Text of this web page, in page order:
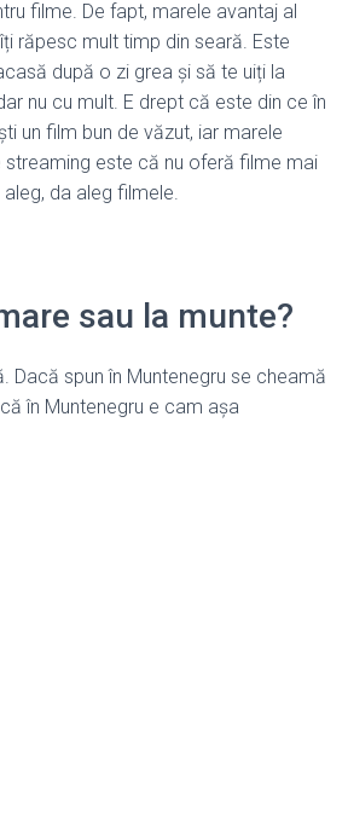
filme. De fapt, marele avantaj al
răpesc mult timp din seară. Este
după o zi grea și să te uiți la
nu cu mult. E drept că este din ce în
un film bun de văzut, iar marele
este că nu oferă filme mai
da aleg filmele.
sau la munte?
Dacă spun în Muntenegru se cheamă
în Muntenegru e cam așa